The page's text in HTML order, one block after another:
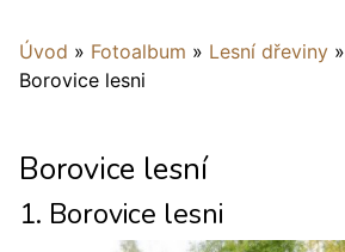
Úvod » Fotoalbum » Lesní dřeviny »
Borovice lesni
Borovice lesní
1. Borovice lesni